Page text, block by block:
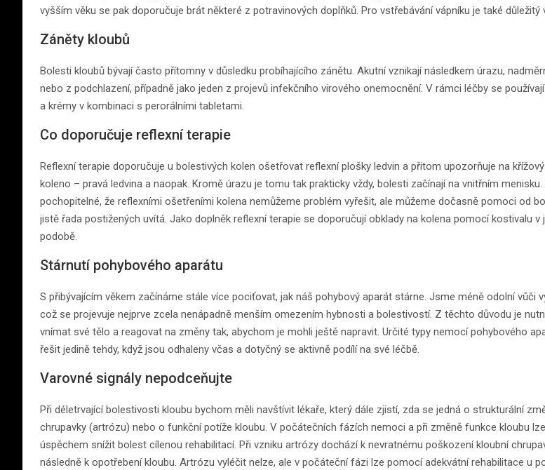
vyšším věku se pak doporučuje brát některé z potravinových doplňků. Pro vstřebávání vápníku je také důležitý
Záněty kloubů
Bolesti kloubů bývají často přítomny v důsledku probíhajícího zánětu. Akutní vznikají následkem úrazu,
nebo z podchlazení, případně jako jeden z projevů infekčního virového onemocnění. V rámci léčby se
a krémy v kombinaci s perorálními tabletami.
Co doporučuje reflexní terapie
Reflexní terapie doporučuje u bolestivých kolen ošetřovat reflexní plošky ledvin a přitom upozorňuje na
koleno – pravá ledvina a naopak. Kromě úrazu je tomu tak prakticky vždy, bolesti začínají na vnitřním menisku.
pochopitelné, že reflexními ošetřeními kolena nemůžeme problém vyřešit, ale můžeme dočasně pomoci od
jistě řada postižených uvítá. Jako doplněk reflexní terapie se doporučují obklady na kolena pomocí kostivalu v
podobě.
Stárnutí pohybového aparátu
S přibývajícím věkem začínáme stále více pociťovat, jak náš pohybový aparát stárne. Jsme méně odolní vůči
což se projevuje nejprve zcela nenápadně menším omezením hybnosti a bolestivostí. Z těchto důvodu je
vnímat své tělo a reagovat na změny tak, abychom je mohli ještě napravit. Určité typy nemocí pohybového
řešit jedině tehdy, když jsou odhaleny včas a dotyčný se aktivně podílí na své léčbě.
Varovné signály nepodceňujte
Při déletrvající bolestivosti kloubu bychom měli navštívit lékaře, který dále zjistí, zda se jedná o strukturální
chrupavky (artrózu) nebo o funkční potíže kloubu. V počátečních fázích nemoci a při změně funkce kloubu
úspěchem snížit bolest cílenou rehabilitací. Při vzniku artrózy dochází k nevratnému poškození kloubní
následně k opotřebení kloubu. Artrózu vyléčit nelze, ale v počáteční fázi lze pomocí adekvátní rehabilitace u